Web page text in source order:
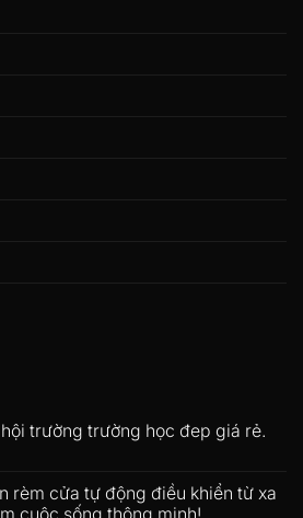
hội trường trường học đep giá rẻ.
rèm cửa tự động điều khiển từ xa